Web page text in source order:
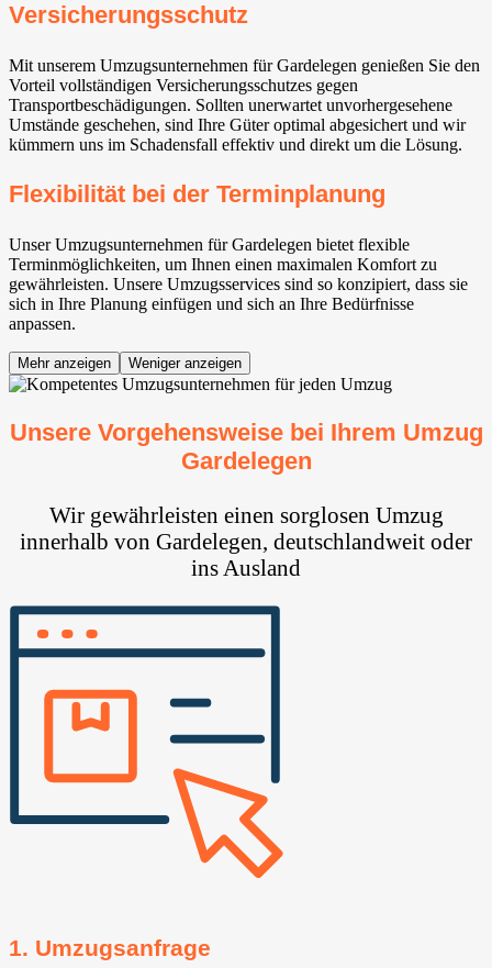
Versicherungsschutz
Mit unserem Umzugsunternehmen für Gardelegen genießen Sie den
Vorteil vollständigen Versicherungsschutzes gegen
Transportbeschädigungen. Sollten unerwartet unvorhergesehene
Umstände geschehen, sind Ihre Güter optimal abgesichert und wir
kümmern uns im Schadensfall effektiv und direkt um die Lösung.
Flexibilität bei der Terminplanung
Unser Umzugsunternehmen für Gardelegen bietet flexible
Terminmöglichkeiten, um Ihnen einen maximalen Komfort zu
gewährleisten. Unsere Umzugsservices sind so konzipiert, dass sie
sich in Ihre Planung einfügen und sich an Ihre Bedürfnisse
anpassen.
Mehr anzeigen Weniger anzeigen
Unsere Vorgehensweise bei Ihrem Umzug
Gardelegen
Wir gewährleisten einen sorglosen Umzug
innerhalb von Gardelegen, deutschlandweit oder
ins Ausland
1. Umzugsanfrage